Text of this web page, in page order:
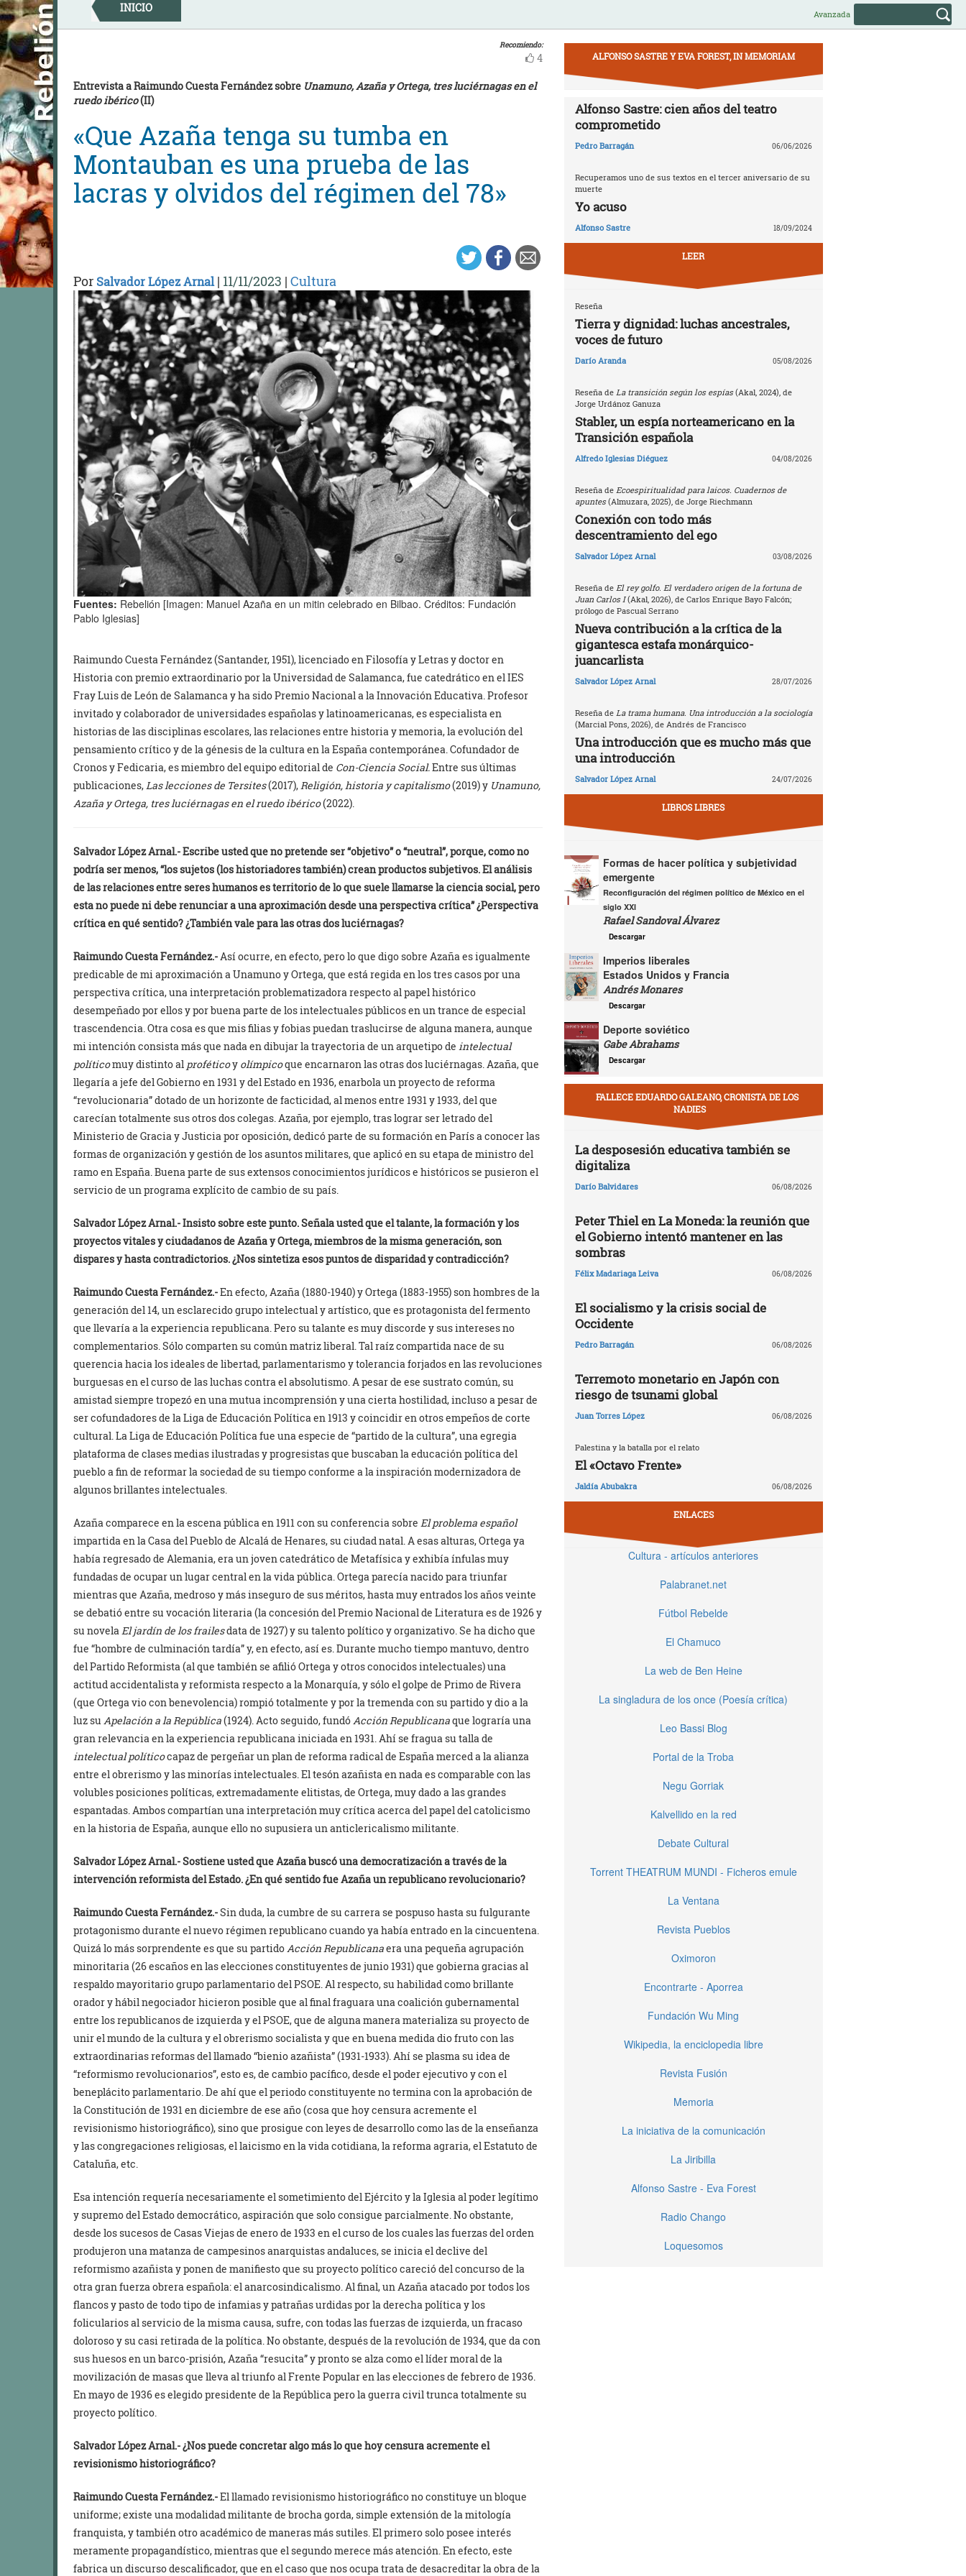
Skip
to
content
INICIO Avanzada
Recomiendo:
4
Entrevista a Raimundo Cuesta Fernández sobre Unamuno, Azaña y Ortega, tres luciérnagas en el
ruedo ibérico(II)
«Que Azaña tenga su tumba en
Montauban es una prueba de las
lacras y olvidos del régimen del 78»
Por Salvador López Arnal| 11/11/2023 | Cultura
Fuentes: Rebelión [Imagen: Manuel Azaña en un mitin celebrado en Bilbao. Créditos: Fundación
Pablo Iglesias]
Raimundo Cuesta Fernández (Santander, 1951), licenciado en Filosofía y Letras y doctor en
Historia con premio extraordinario por la Universidad de Salamanca, fue catedrático en el IES
Fray Luis de León de Salamanca y ha sido Premio Nacional a la Innovación Educativa. Profesor
invitado y colaborador de universidades españolas y latinoamericanas, es especialista en
historias de las disciplinas escolares, las relaciones entre historia y memoria, la evolución del
pensamiento crítico y de la génesis de la cultura en la España contemporánea. Cofundador de
Cronos y Fedicaria, es miembro del equipo editorial de Con-Ciencia Social.Entre sus últimas
publicaciones,Las lecciones de Tersites(2017),Religión, historia y capitalismo(2019) y Unamuno,
Azaña y Ortega, tres luciérnagas en el ruedo ibérico(2022).
Salvador López Arnal.-Escribe usted que no pretende ser “objetivo” o “neutral”, porque, como no
podría ser menos, “los sujetos (los historiadores también) crean productos subjetivos. El análisis
de las relaciones entre seres humanos es territorio de lo que suele llamarse la ciencia social, pero
esta no puede ni debe renunciar a una aproximación desde una perspectiva crítica” ¿Perspectiva
crítica en qué sentido? ¿También vale para las otras dos luciérnagas?
Raimundo Cuesta Fernández.-Así ocurre, en efecto, pero lo que digo sobre Azaña es igualmente
predicable de mi aproximación a Unamuno y Ortega, que está regida en los tres casos por una
perspectiva crítica, una interpretación problematizadora respecto al papel histórico
desempeñado por ellos y por buena parte de los intelectuales públicos en un trance de especial
trascendencia. Otra cosa es que mis filias y fobias puedan traslucirse de alguna manera, aunque
mi intención consista más que nada en dibujar la trayectoria de un arquetipo de intelectual
políticomuy distinto al proféticoy olímpicoque encarnaron las otras dos luciérnagas. Azaña, que
llegaría a jefe del Gobierno en 1931 y del Estado en 1936, enarbola un proyecto de reforma
“revolucionaria” dotado de un horizonte de facticidad, al menos entre 1931 y 1933, del que
carecían totalmente sus otros dos colegas. Azaña, por ejemplo, tras lograr ser letrado del
Ministerio de Gracia y Justicia por oposición, dedicó parte de su formación en París a conocer las
formas de organización y gestión de los asuntos militares, que aplicó en su etapa de ministro del
ramo en España. Buena parte de sus extensos conocimientos jurídicos e históricos se pusieron el
servicio de un programa explícito de cambio de su país.
Salvador López Arnal.-Insisto sobre este punto. Señala usted que el talante, la formación y los
proyectos vitales y ciudadanos de Azaña y Ortega, miembros de la misma generación, son
dispares y hasta contradictorios. ¿Nos sintetiza esos puntos de disparidad y contradicción?
Raimundo Cuesta Fernández.-En efecto, Azaña (1880-1940) y Ortega (1883-1955) son hombres de la
generación del 14, un esclarecido grupo intelectual y artístico, que es protagonista del fermento
que llevaría a la experiencia republicana. Pero su talante es muy discorde y sus intereses no
complementarios. Sólo comparten su común matriz liberal. Tal raíz compartida nace de su
querencia hacia los ideales de libertad, parlamentarismo y tolerancia forjados en las revoluciones
burguesas en el curso de las luchas contra el absolutismo. A pesar de ese sustrato común, su
amistad siempre tropezó en una mutua incomprensión y una cierta hostilidad, incluso a pesar de
ser cofundadores de la Liga de Educación Política en 1913 y coincidir en otros empeños de corte
cultural. La Liga de Educación Política fue una especie de “partido de la cultura”, una egregia
plataforma de clases medias ilustradas y progresistas que buscaban la educación política del
pueblo a fin de reformar la sociedad de su tiempo conforme a la inspiración modernizadora de
algunos brillantes intelectuales.
Azaña comparece en la escena pública en 1911 con su conferencia sobre El problema español
impartida en la Casa del Pueblo de Alcalá de Henares, su ciudad natal. A esas alturas, Ortega ya
había regresado de Alemania, era un joven catedrático de Metafísica y exhibía ínfulas muy
fundadas de ocupar un lugar central en la vida pública. Ortega parecía nacido para triunfar
mientras que Azaña, medroso y más inseguro de sus méritos, hasta muy entrados los años veinte
se debatió entre su vocación literaria (la concesión del Premio Nacional de Literatura es de 1926 y
su novelaEl jardín de los frailesdata de 1927) y su talento político y organizativo. Se ha dicho que
fue “hombre de culminación tardía” y, en efecto, así es. Durante mucho tiempo mantuvo, dentro
del Partido Reformista (al que también se afilió Ortega y otros conocidos intelectuales) una
actitud accidentalista y reformista respecto a la Monarquía, y sólo el golpe de Primo de Rivera
(que Ortega vio con benevolencia) rompió totalmente y por la tremenda con su partido y dio a la
luz su Apelación a la República(1924). Acto seguido, fundóAcción Republicanaque lograría una
gran relevancia en la experiencia republicana iniciada en 1931. Ahí se fragua su talla de
intelectual políticocapaz de pergeñar un plan de reforma radical de España merced a la alianza
entre el obrerismo y las minorías intelectuales. El tesón azañista en nada es comparable con las
volubles posiciones políticas, extremadamente elitistas, de Ortega, muy dado a las grandes
espantadas. Ambos compartían una interpretación muy crítica acerca del papel del catolicismo
en la historia de España, aunque ello no supusiera un anticlericalismo militante.
Salvador López Arnal.-Sostiene usted que Azaña buscó una democratización a través de la
intervención reformista del Estado. ¿En qué sentido fue Azaña un republicano revolucionario?
Raimundo Cuesta Fernández.-Sin duda, la cumbre de su carrera se pospuso hasta su fulgurante
protagonismo durante el nuevo régimen republicano cuando ya había entrado en la cincuentena.
Quizá lo más sorprendente es que su partidoAcción Republicanaera una pequeña agrupación
minoritaria (26 escaños en las elecciones constituyentes de junio 1931) que gobierna gracias al
respaldo mayoritario grupo parlamentario del PSOE. Al respecto, su habilidad como brillante
orador y hábil negociador hicieron posible que al final fraguara una coalición gubernamental
entre los republicanos de izquierda y el PSOE, que de alguna manera materializa su proyecto de
unir el mundo de la cultura y el obrerismo socialista y que en buena medida dio fruto con las
extraordinarias reformas del llamado “bienio azañista” (1931-1933). Ahí se plasma su idea de
“reformismo revolucionarios”, esto es, de cambio pacífico, desde el poder ejecutivo y con el
beneplácito parlamentario. De ahí que el periodo constituyente no termina con la aprobación de
la Constitución de 1931 en diciembre de ese año (cosa que hoy censura acremente el
revisionismo historiográfico), sino que prosigue con leyes de desarrollo como las de la enseñanza
y las congregaciones religiosas, el laicismo en la vida cotidiana, la reforma agraria, el Estatuto de
Cataluña, etc.
Esa intención requería necesariamente el sometimiento del Ejército y la Iglesia al poder legítimo
y supremo del Estado democrático, aspiración que solo consigue parcialmente. No obstante,
desde los sucesos de Casas Viejas de enero de 1933 en el curso de los cuales las fuerzas del orden
produjeron una matanza de campesinos anarquistas andaluces, se inicia el declive del
reformismo azañista y ponen de manifiesto que su proyecto político careció del concurso de la
otra gran fuerza obrera española: el anarcosindicalismo. Al final, un Azaña atacado por todos los
flancos y pasto de todo tipo de infamias y patrañas urdidas por la derecha política y los
folicularios al servicio de la misma causa, sufre, con todas las fuerzas de izquierda, un fracaso
doloroso y su casi retirada de la política. No obstante, después de la revolución de 1934, que da con
sus huesos en un barco-prisión, Azaña “resucita” y pronto se alza como el líder moral de la
movilización de masas que lleva al triunfo al Frente Popular en las elecciones de febrero de 1936.
En mayo de 1936 es elegido presidente de la República pero la guerra civil trunca totalmente su
proyecto político.
Salvador López Arnal.-¿Nos puede concretar algo más lo que hoy censura acremente el
revisionismo historiográfico?
Raimundo Cuesta Fernández.-El llamado revisionismo historiográfico no constituye un bloque
uniforme; existe una modalidad militante de brocha gorda, simple extensión de la mitología
franquista, y también otro académico de maneras más sutiles. El primero solo posee interés
meramente propagandístico, mientras que el segundo merece más atención. En efecto, este
fabrica un discurso descalificador, que en el caso que nos ocupa trata de desacreditar la obra de la
ALFONSO SASTRE Y EVA FOREST, IN MEMORIAM
Alfonso Sastre: cien años del teatro
comprometido
Pedro Barragán 06/06/2026
Recuperamos uno de sus textos en el tercer aniversario de su
muerte
Yo acuso
Alfonso Sastre 18/09/2024
LEER
Reseña
Tierra y dignidad: luchas ancestrales,
voces de futuro
Darío Aranda 05/08/2026
Reseña de La transición según los espías(Akal, 2024), de
Jorge Urdánoz Ganuza
Stabler, un espía norteamericano en la
Transición española
Alfredo Iglesias Diéguez 04/08/2026
Reseña de Ecoespiritualidad para laicos. Cuadernos de
apuntes(Almuzara, 2025), de Jorge Riechmann
Conexión con todo más
descentramiento del ego
Salvador López Arnal 03/08/2026
Reseña de El rey golfo. El verdadero origen de la fortuna de
Juan Carlos I(Akal, 2026), de Carlos Enrique Bayo Falcón;
prólogo de Pascual Serrano
Nueva contribución a la crítica de la
gigantesca estafa monárquico-
juancarlista
Salvador López Arnal 28/07/2026
Reseña de La trama humana. Una introducción a la sociología
(Marcial Pons, 2026), de Andrés de Francisco
Una introducción que es mucho más que
una introducción
Salvador López Arnal 24/07/2026
LIBROS LIBRES
Formas de hacer política y subjetividad
emergente
Reconfiguración del régimen político de México en el
siglo XXI
Rafael Sandoval Álvarez
Descargar
Imperios liberales
Estados Unidos y Francia
Andrés Monares
Descargar
Deporte soviético
Gabe Abrahams
Descargar
FALLECE EDUARDO GALEANO, CRONISTA DE LOS
NADIES
La desposesión educativa también se
digitaliza
Darío Balvidares 06/08/2026
Peter Thiel en La Moneda: la reunión que
el Gobierno intentó mantener en las
sombras
Félix Madariaga Leiva 06/08/2026
El socialismo y la crisis social de
Occidente
Pedro Barragán 06/08/2026
Terremoto monetario en Japón con
riesgo de tsunami global
Juan Torres López 06/08/2026
Palestina y la batalla por el relato
El «Octavo Frente»
Jaldía Abubakra 06/08/2026
ENLACES
Cultura - artículos anteriores
Palabranet.net
Fútbol Rebelde
El Chamuco
La web de Ben Heine
La singladura de los once (Poesía crítica)
Leo Bassi Blog
Portal de la Troba
Negu Gorriak
Kalvellido en la red
Debate Cultural
Torrent THEATRUM MUNDI - Ficheros emule
La Ventana
Revista Pueblos
Oximoron
Encontrarte - Aporrea
Fundación Wu Ming
Wikipedia, la enciclopedia libre
Revista Fusión
Memoria
La iniciativa de la comunicación
La Jiribilla
Alfonso Sastre - Eva Forest
Radio Chango
Loquesomos